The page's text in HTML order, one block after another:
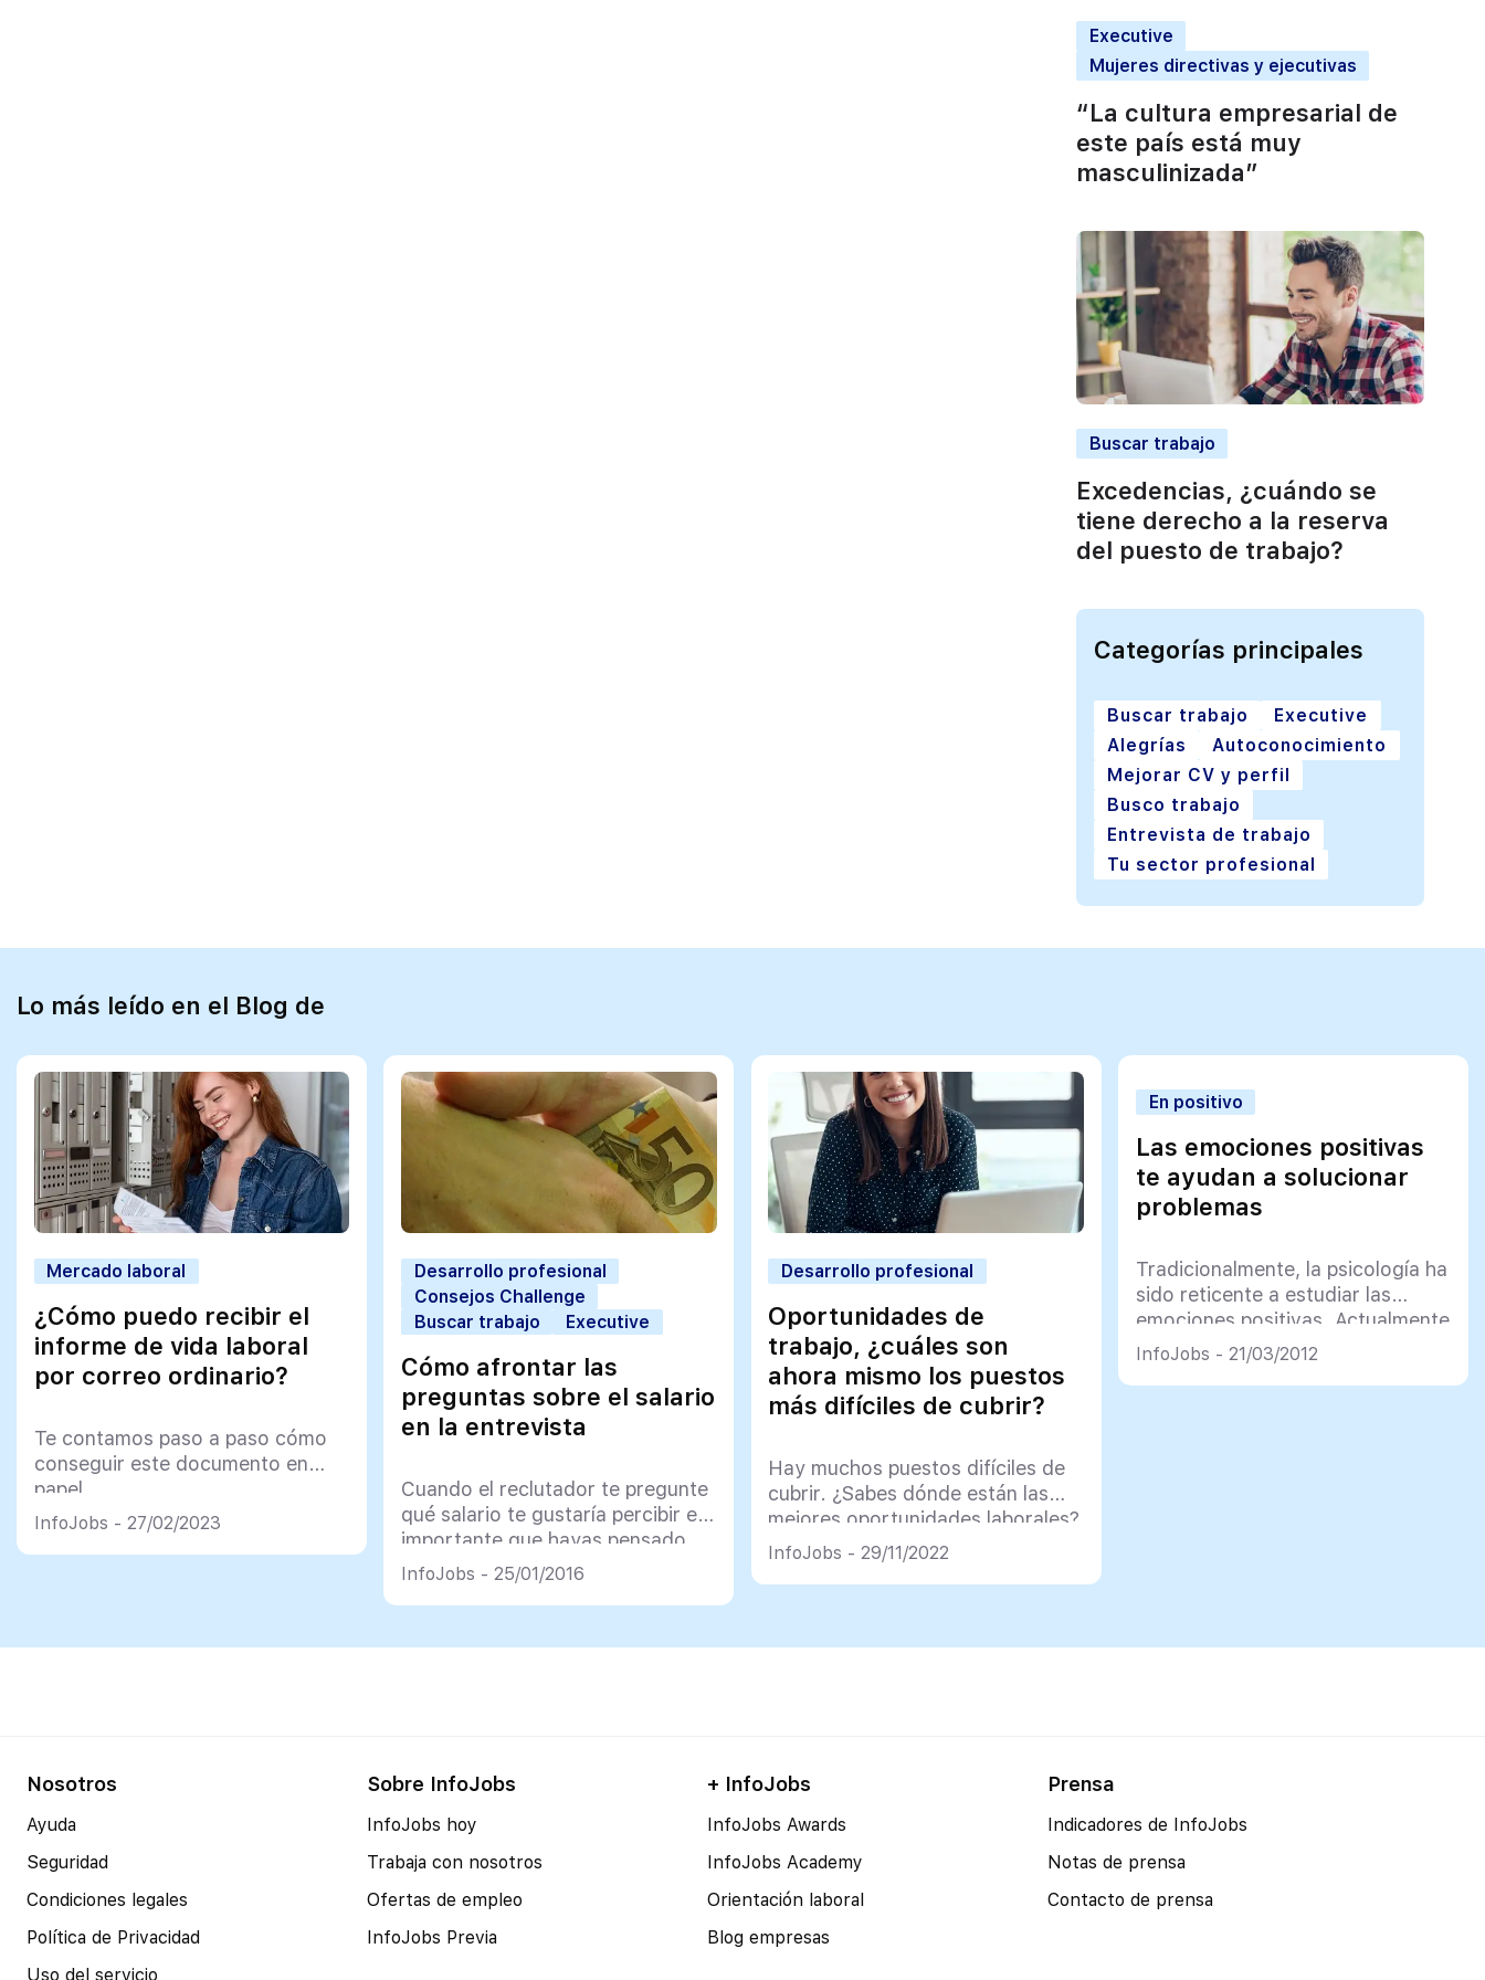
Executive
Mujeres directivas y ejecutivas
“La cultura empresarial de
este país está muy
masculinizada”
Buscar trabajo
Excedencias, ¿cuándo se
tiene derecho a la reserva
del puesto de trabajo?
Categorías principales
Buscar trabajo
Executive
Alegrías
Autoconocimiento
Mejorar CV y perfil
Busco trabajo
Entrevista de trabajo
Tu sector profesional
Lo más leído en el Blog de
Mercado laboral
¿Cómo puedo recibir el
informe de vida laboral
por correo ordinario?
Te contamos paso a paso cómo
conseguir este documento en
papel
InfoJobs - 27/02/2023
Desarrollo profesional
Consejos Challenge
Buscar trabajo
Executive
Cómo afrontar las
preguntas sobre el salario
en la entrevista
Cuando el reclutador te pregunte
qué salario te gustaría percibir es
importante que hayas pensado
previamente en una cantidad y
que sepas justificarla
InfoJobs - 25/01/2016
Desarrollo profesional
Oportunidades de
trabajo, ¿cuáles son
ahora mismo los puestos
más difíciles de cubrir?
Hay muchos puestos difíciles de
cubrir. ¿Sabes dónde están las
mejores oportunidades laborales?
InfoJobs - 29/11/2022
En positivo
Las emociones positivas
te ayudan a solucionar
problemas
Tradicionalmente, la psicología ha
sido reticente a estudiar las
emociones positivas. Actualmente
sabemos que nos ayudan a
solucionar problemas y superar
InfoJobs - 21/03/2012
Nosotros
Ayuda
Seguridad
Condiciones legales
Política de Privacidad
Uso del servicio
Sobre InfoJobs
InfoJobs hoy
Trabaja con nosotros
Ofertas de empleo
InfoJobs Previa
+ InfoJobs
InfoJobs Awards
InfoJobs Academy
Orientación laboral
Blog empresas
Prensa
Indicadores de InfoJobs
Notas de prensa
Contacto de prensa